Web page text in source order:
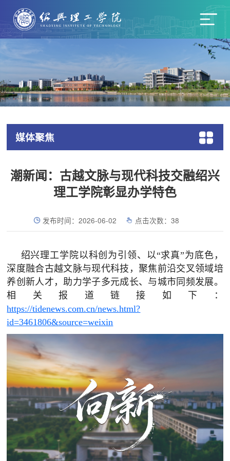
媒体聚焦
潮新闻：古越文脉与现代科技交融绍兴
理工学院彰显办学特色
发布时间：2026-06-02 点击次数：38
绍兴理工学院以科创为引领、以“求真”为底色，
深度融合古越文脉与现代科技，聚焦前沿交叉领域培
养创新人才，助力学子多元成长、与城市同频发展。
相关报道链接如下：
https://tidenews.com.cn/news.html?
id=3461806&source=weixin